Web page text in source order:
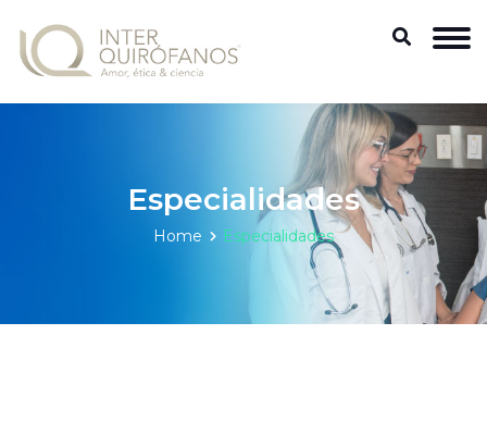
Especialidades
Home Especialidades